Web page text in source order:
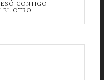
CONTIGO
EL OTRO